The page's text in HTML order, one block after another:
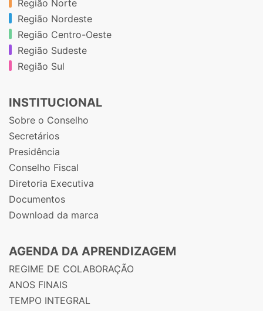
Região Norte
Região Nordeste
Região Centro-Oeste
Região Sudeste
Região Sul
INSTITUCIONAL
Sobre o Conselho
Secretários
Presidência
Conselho Fiscal
Diretoria Executiva
Documentos
Download da marca
AGENDA DA APRENDIZAGEM
REGIME DE COLABORAÇÃO
ANOS FINAIS
TEMPO INTEGRAL